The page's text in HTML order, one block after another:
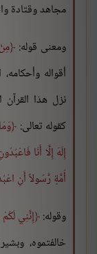
مجاهد وقتادة
ومعنى قوله:
أقواله
نزل هذا
كقوله تعالى:
إِلَهَ إِلَّا أَنَا
أُمَّةٍ رَّسُولاً أَنِ
وقوله: إِنَّنِي
خالفتموه،